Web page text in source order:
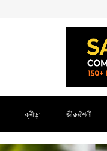
ক্ৰীড়া জীৱনশৈলী